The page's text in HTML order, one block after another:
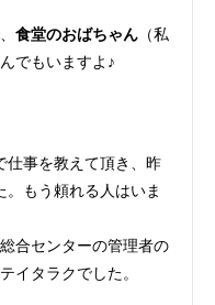
食堂のおばちゃん （私
でもいますよ♪
仕事を教えて頂き、昨
。もう頼れる人はいま
合センターの管理者の
イタラクでした。